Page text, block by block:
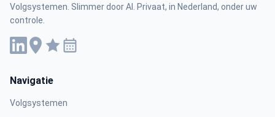
Volgsystemen. Slimmer door AI. Privaat, in Nederland, onder uw
controle.
Navigatie
Volgsystemen